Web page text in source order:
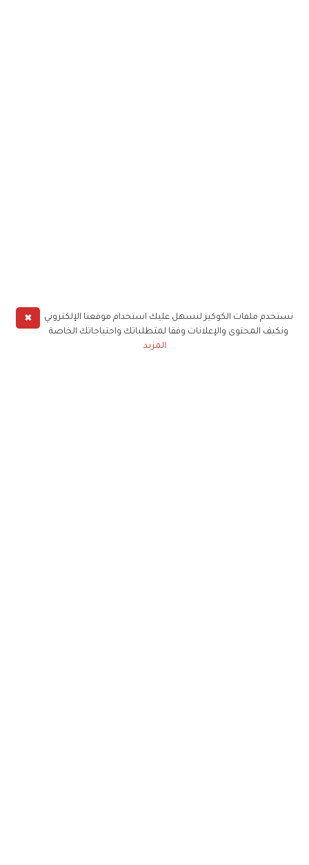
✖
نستخدم ملفات الكوكيز لنسهل عليك استخدام موقعنا الإلكتروني
ونكيف المحتوى والإعلانات وفقا لمتطلباتك واحتياجاتك الخاصة
المزيد